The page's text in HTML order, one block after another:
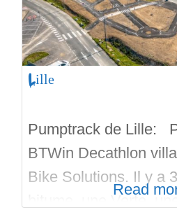
Lille
Pumptrack de Lille:
BTWin Decathlon
Bike Solutions. Il y a
bitume, une Verte,
Read